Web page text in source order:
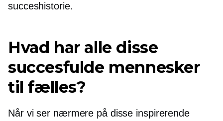
succeshistorie.
Hvad har alle disse
succesfulde mennesker
til fælles?
Når vi ser nærmere på disse inspirerende